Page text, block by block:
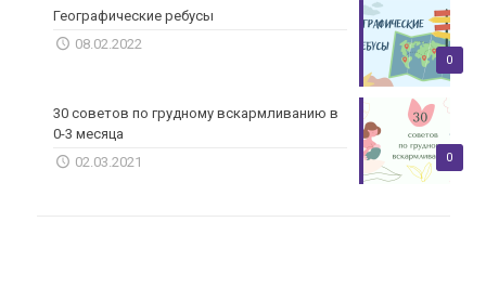
0
Географические ребусы
08.02.2022
0
30 советов по грудному вскармливанию в
0-3 месяца
02.03.2021